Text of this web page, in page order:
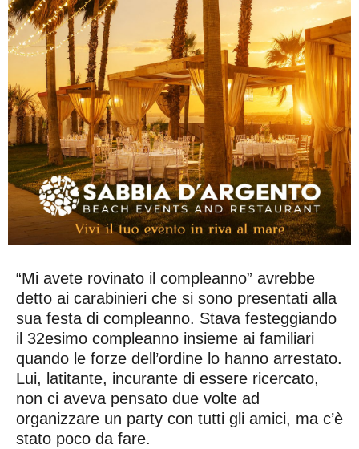
“Mi avete rovinato il compleanno” avrebbe
detto ai carabinieri che si sono presentati alla
sua festa di compleanno. Stava festeggiando
il 32esimo compleanno insieme ai familiari
quando le forze dell’ordine lo hanno arrestato.
Lui, latitante, incurante di essere ricercato,
non ci aveva pensato due volte ad
organizzare un party con tutti gli amici, ma c’è
stato poco da fare.